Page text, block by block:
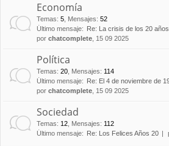
Economía
Temas: 5 Mensajes: 52
Último mensaje:
Re: La crisis de los 20
por chatcomplete , 15 09 2025
Política
Temas: 20 Mensajes: 114
Último mensaje:
Re: El 4 de noviembre de
por chatcomplete , 15 09 2025
Sociedad
Temas: 12 Mensajes: 112
Último mensaje:
Re: Los Felices Años 20